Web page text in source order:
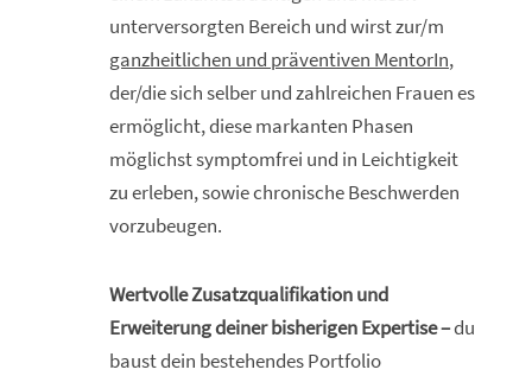
unterversorgten Bereich und wirst zur/m
ganzheitlichen und präventiven MentorIn,
der/die sich selber und zahlreichen Frauen es
ermöglicht, diese markanten Phasen
möglichst symptomfrei und in Leichtigkeit
zu erleben, sowie chronische Beschwerden
vorzubeugen.
Wertvolle Zusatzqualifikation und
Erweiterung deiner bisherigen Expertise –du
baust dein bestehendes Portfolio